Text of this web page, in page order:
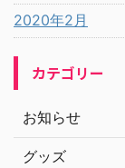
2020年2月
カテゴリー
お知らせ
グッズ